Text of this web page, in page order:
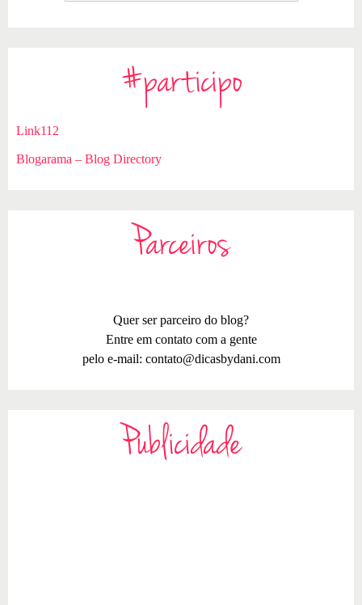
#participo
Link112
Blogarama – Blog Directory
Parceiros
Quer ser parceiro do blog?
Entre em contato com a gente
pelo e-mail: contato@dicasbydani.com
Publicidade